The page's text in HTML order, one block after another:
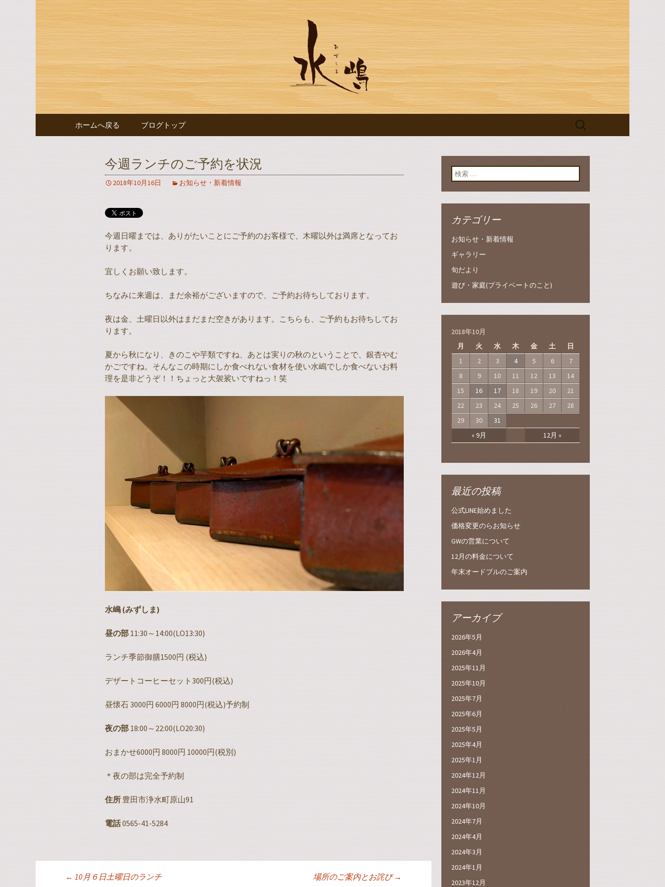
豊田市浄水の【水嶋】のブログ
豊田市浄水の【水嶋】のブログです
コンテンツへ移動
ホームへ戻る ブログトップ
検
今週ランチのご予約を状況
2018年10月16日 お知らせ・新着情報
今週日曜までは、ありがたいことにご予約のお客様で、木曜以外は満席となってお
ります。
宜しくお願い致します。
ちなみに来週は、まだ余裕がございますので、ご予約お待ちしております。
夜は金、土曜日以外はまだまだ空きがあります。こちらも、ご予約もお待ちしてお
ります。
夏から秋になり、きのこや芋類ですね、あとは実りの秋のということで、銀杏やむ
かごですね。そんなこの時期にしか食べれない食材を使い水嶋でしか食べないお料
理を是非どうぞ！！ちょっと大袈裟いですねっ！笑
水嶋 (みずしま)
昼の部 11:30～14:00(LO13:30)
ランチ季節御膳1500円 (税込)
デザートコーヒーセット300円(税込)
昼懐石 3000円 6000円 8000円(税込)予約制
夜の部 18:00～22:00(LO20:30)
おまかせ6000円 8000円 10000円(税別)
＊夜の部は完全予約制
住所 豊田市浄水町原山91
電話0565-41-5284
← 10月６日土曜日のランチ 場所のご案内とお詫び→
検索:
カテゴリー
お知らせ・新着情報
ギャラリー
旬だより
遊び・家庭(プライベートのこと)
2018年10月
月
火 水 木 金 土 日
« 9月 12月 »
1 2 3 4 5 6
7
8
9 10 11 12 13
14
15
16 17 18 19 20
21
22
23 24 25 26 27
28
29
30 31
最近の投稿
公式LINE始めました
価格変更のらお知らせ
GWの営業について
12月の料金について
年末オードブルのご案内
アーカイブ
2026年5月
2026年4月
2025年11月
2025年10月
2025年7月
2025年6月
2025年5月
2025年4月
2025年1月
2024年12月
2024年11月
2024年10月
2024年7月
2024年4月
2024年3月
2024年1月
2023年12月